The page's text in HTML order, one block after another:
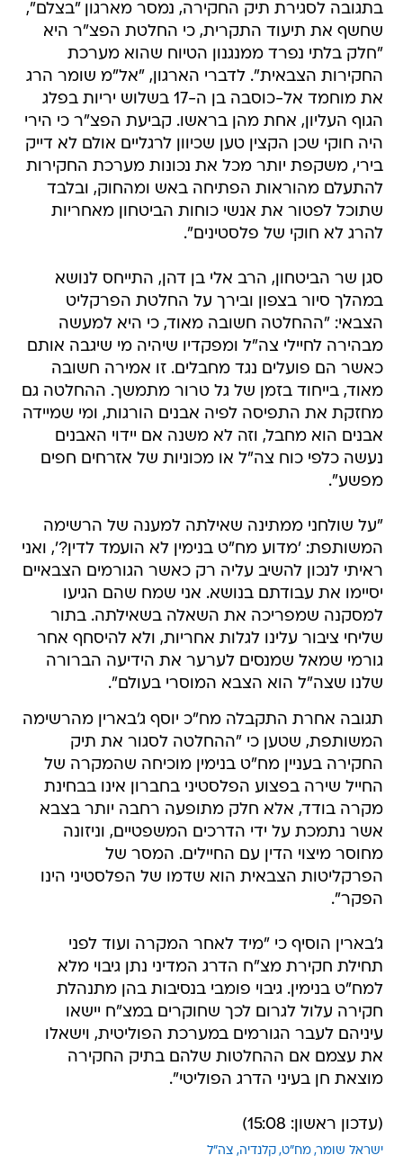
בתגובה לסגירת תיק החקירה, נמסר מארגון "בצלם",
שחשף את תיעוד התקרית, כי החלטת הפצ"ר היא
"חלק בלתי נפרד ממנגנון הטיוח שהוא מערכת
החקירות הצבאית". לדברי הארגון, "אל"מ שומר הרג
את מוחמד אל-כוסבה בן ה-17 בשלוש יריות בפלג
הגוף העליון, אחת מהן בראשו. קביעת הפצ"ר כי הירי
היה חוקי שכן הקצין טען שכיוון לרגליים אולם לא דייק
בירי, משקפת יותר מכל את נכונות מערכת החקירות
להתעלם מהוראות הפתיחה באש ומהחוק, ובלבד
שתוכל לפטור את אנשי כוחות הביטחון מאחריות
להרג לא חוקי של פלסטינים".
סגן שר הביטחון, הרב אלי בן דהן, התייחס לנושא
במהלך סיור בצפון ובירך על החלטת הפרקליט
הצבאי: "ההחלטה חשובה מאוד, כי היא למעשה
מבהירה לחיילי צה"ל ומפקדיו שיהיה מי שיגבה אותם
כאשר הם פועלים נגד מחבלים. זו אמירה חשובה
מאוד, בייחוד בזמן של גל טרור מתמשך. ההחלטה גם
מחזקת את התפיסה לפיה אבנים הורגות, ומי שמיידה
אבנים הוא מחבל, וזה לא משנה אם יידוי האבנים
נעשה כלפי כוח צה"ל או מכוניות של אזרחים חפים
מפשע".
"על שולחני ממתינה שאילתה למענה של הרשימה
המשותפת: 'מדוע מח"ט בנימין לא הועמד לדין?', ואני
ראיתי לנכון להשיב עליה רק כאשר הגורמים הצבאיים
יסיימו את עבודתם בנושא. אני שמח שהם הגיעו
למסקנה שמפריכה את השאלה בשאילתה. בתור
שליחי ציבור עלינו לגלות אחריות, ולא להיסחף אחר
גורמי שמאל שמנסים לערער את הידיעה הברורה
שלנו שצה"ל הוא הצבא המוסרי בעולם".
תגובה אחרת התקבלה מח"כ יוסף ג'בארין מהרשימה
המשותפת, שטען כי "ההחלטה לסגור את תיק
החקירה בעניין מח"ט בנימין מוכיחה שהמקרה של
החייל שירה בפצוע הפלסטיני בחברון אינו בבחינת
מקרה בודד, אלא חלק מתופעה רחבה יותר בצבא
אשר נתמכת על ידי הדרכים המשפטיים, וניזונה
מחוסר מיצוי הדין עם החיילים. המסר של
הפרקליטות הצבאית הוא שדמו של הפלסטיני הינו
הפקר".
ג'בארין הוסיף כי "מיד לאחר המקרה ועוד לפני
תחילת חקירת מצ"ח הדרג המדיני נתן גיבוי מלא
למח"ט בנימין. גיבוי פומבי בנסיבות בהן מתנהלת
חקירה עלול לגרום לכך שחוקרים במצ"ח יישאו
עיניהם לעבר הגורמים במערכת הפוליטית, וישאלו
את עצמם אם ההחלטות שלהם בתיק החקירה
מוצאת חן בעיני הדרג הפוליטי".
(עדכון ראשון: 15:08)
ישראל שומר מח"ט קלנדיה צה"ל